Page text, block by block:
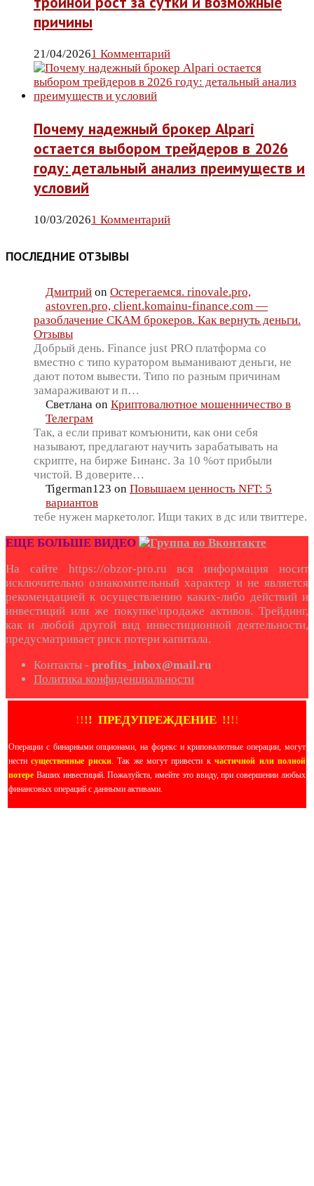
причины
21/04/20261 Комментарий
Почему надежный брокер Alpari
остается выбором трейдеров в 2026
году: детальный анализ преимуществ и
условий
10/03/20261 Комментарий
ПОСЛЕДНИЕ ОТЗЫВЫ
Дмитрий on Остерегаемся. rinovale.pro,
astovren.pro, client.komainu-finance.com —
разоблачение СКАМ брокеров. Как вернуть деньги.
Отзывы
Добрый день. Finance just PRO платформа со
вместно с типо куратором выманивают деньги, не
дают потом вывести. Типо по разным причинам
замараживают и п…
Светлана on Криптовалютное мошенничество в
Телеграм
Так, а если приват комъюнити, как они себя
называют, предлагают научить зарабатывать на
скрипте, на бирже Бинанс. За 10 %от прибыли
чистой. В доверите…
Tigerman123 on Повышаем ценность NFT: 5
вариантов
тебе нужен маркетолог. Ищи таких в дс или твиттере.
ЕЩЕ БОЛЬШЕ ВИДЕО
На сайте https://obzor-pro.ru вся информация носит
исключительно ознакомительный характер и не является
рекомендацией к осуществлению каких-либо действий и
инвестиций или же покупке\продаже активов. Трейдинг,
как и любой другой вид инвестиционной деятельности,
предусматривает риск потери капитала.
Контакты - profits_inbox@mail.ru
Политика конфиденциальности
!!!! ПРЕДУПРЕЖДЕНИЕ !!!!
Операции с бинарными опционами, на форекс и криповалютные операции, могут
нестисущественные риски. Так же могут привести кчастичной или полной
потере Ваших инвестиций. Пожалуйста, имейте это ввиду, при совершении любых
финансовых операций с данными активами.